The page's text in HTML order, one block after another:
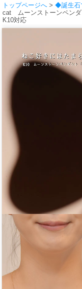
トップページへ > ◆誕生石
cat ムーンストーンペン
K10対応